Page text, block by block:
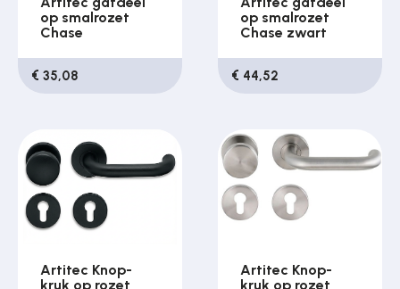
op smalrozet
Chase
€ 35,08
op smalrozet
Chase zwart
€ 44,52
Artitec Knop-
kruk op rozet
Artitec Knop-
kruk op rozet